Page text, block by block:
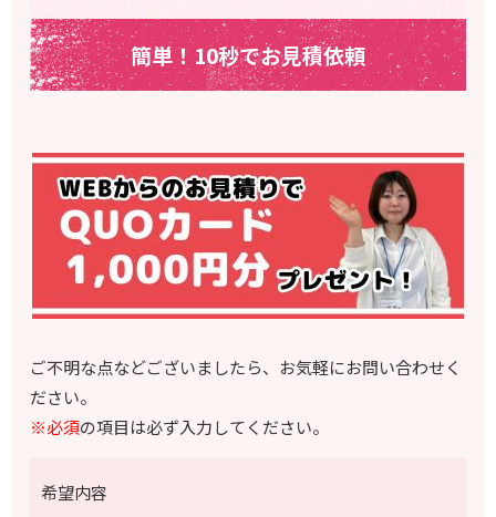
簡単！10秒でお見積依頼
ご不明な点などございましたら、お気軽にお問い合わせく
ださい。
※必須の項目は必ず入力してください。
希望内容